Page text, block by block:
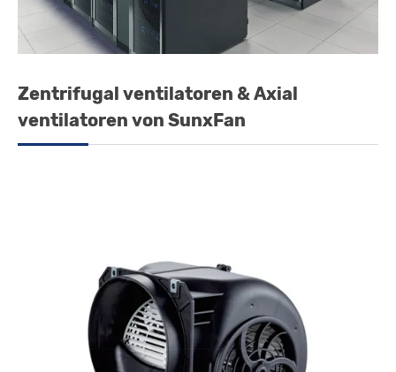
Zentrifugal ventilatoren & Axial
ventilatoren von SunxFan